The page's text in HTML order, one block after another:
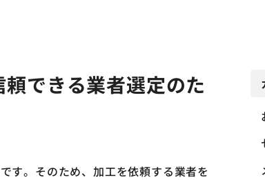
できる業者選定のた
す。そのため、加工を依頼する業者を